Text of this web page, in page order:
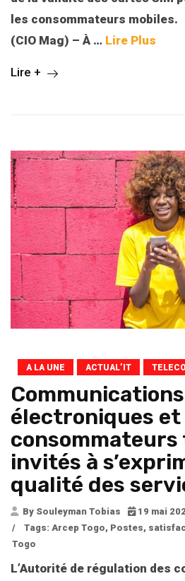
les consommateurs mobiles.
(CIO Mag) – À … Lire Plus
Lire +
A LA UNE ACTUAL’IT
Communications
électroniques et
consommateurs
invités à
qualité des
By Souleyman Tobias
19 mai
/
Tags: Arcep Togo, Postes,
Togo
L’Autorité de régulation des